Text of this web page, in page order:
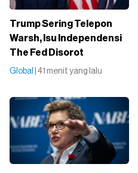
Trump Sering Telepon
Warsh, Isu Independensi
The Fed Disorot
Global | 41 menit yang lalu